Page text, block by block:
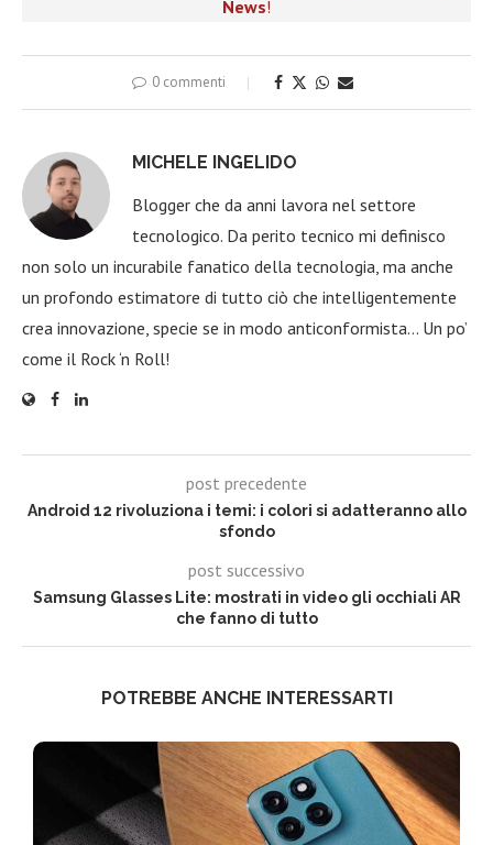
News!
0 commenti
MICHELE INGELIDO
Blogger che da anni lavora nel settore
tecnologico. Da perito tecnico mi definisco
non solo un incurabile fanatico della tecnologia, ma anche
un profondo estimatore di tutto ciò che intelligentemente
crea innovazione, specie se in modo anticonformista… Un po’
come il Rock ‘n Roll!
post precedente
Android 12 rivoluziona i temi: i colori si adatteranno allo
sfondo
post successivo
Samsung Glasses Lite: mostrati in video gli occhiali AR
che fanno di tutto
POTREBBE ANCHE INTERESSARTI